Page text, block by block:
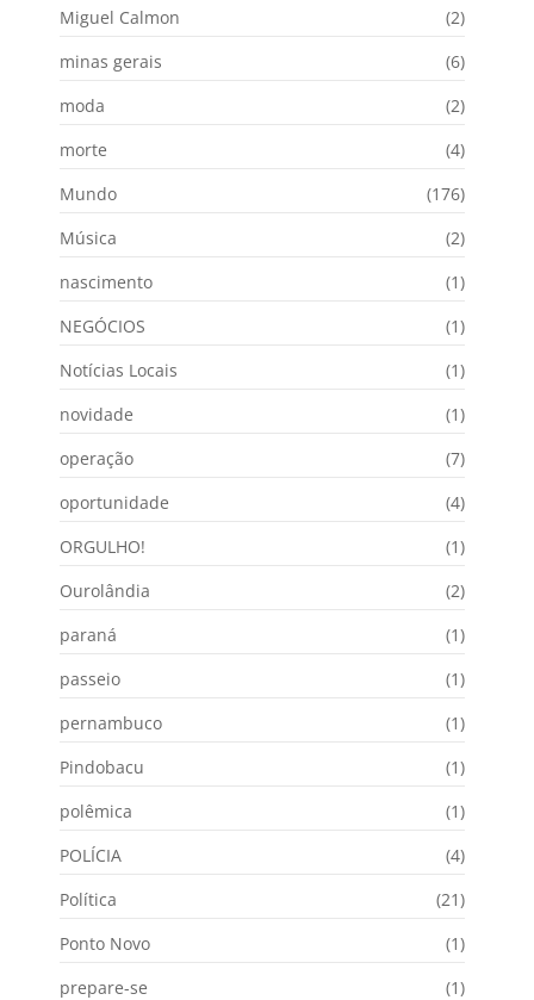
Miguel Calmon
(2)
minas gerais
(6)
moda
(2)
morte
(4)
Mundo
(176)
Música
(2)
nascimento
(1)
NEGÓCIOS
(1)
Notícias Locais
(1)
novidade
(1)
operação
(7)
oportunidade
(4)
ORGULHO!
(1)
Ourolândia
(2)
paraná
(1)
passeio
(1)
pernambuco
(1)
Pindobacu
(1)
polêmica
(1)
POLÍCIA
(4)
Política
(21)
Ponto Novo
(1)
prepare-se
(1)